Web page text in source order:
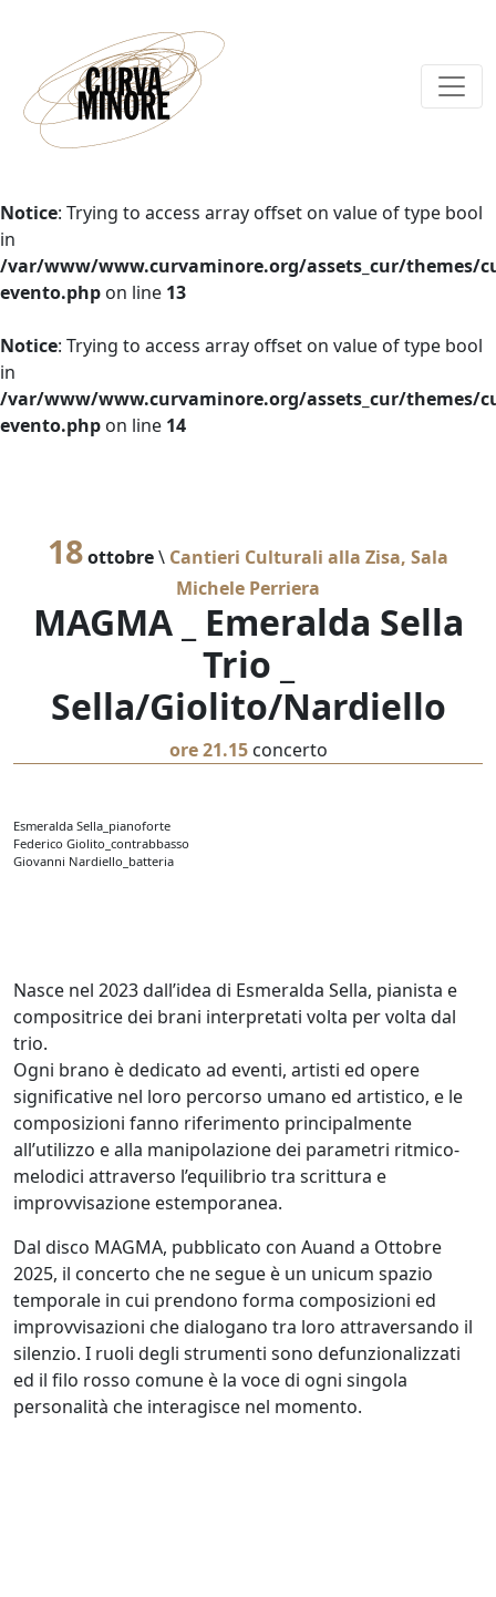
Notice: Trying to access array offset on value of type bool
in
/var/www/www.curvaminore.org/assets_cur/themes/
evento.php on line 13
Notice: Trying to access array offset on value of type bool
in
/var/www/www.curvaminore.org/assets_cur/themes/
evento.php on line 14
18ottobre\ Cantieri Culturali alla Zisa, Sala
Michele Perriera
MAGMA _ Emeralda Sella
Trio _
Sella/Giolito/Nardiello
ore 21.15concerto
Esmeralda Sella_pianoforte
Federico Giolito_contrabbasso
Giovanni Nardiello_batteria
Nasce nel 2023 dall’idea di Esmeralda Sella, pianista e
compositrice dei brani interpretati volta per volta dal
trio.
Ogni brano è dedicato ad eventi, artisti ed opere
significative nel loro percorso umano ed artistico, e le
composizioni fanno riferimento principalmente
all’utilizzo e alla manipolazione dei parametri ritmico-
melodici attraverso l’equilibrio tra scrittura e
improvvisazione estemporanea.
Dal disco MAGMA, pubblicato con Auand a Ottobre
2025, il concerto che ne segue è un unicum spazio
temporale in cui prendono forma composizioni ed
improvvisazioni che dialogano tra loro attraversando il
silenzio. I ruoli degli strumenti sono defunzionalizzati
ed il filo rosso comune è la voce di ogni singola
personalità che interagisce nel momento.